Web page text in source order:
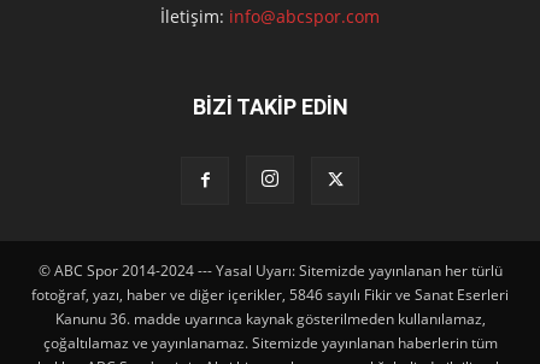
İletişim: info@abcspor.com
BİZİ TAKİP EDİN
© ABC Spor 2014-2024 --- Yasal Uyarı: Sitemizde yayınlanan her türlü
fotoğraf, yazı, haber ve diğer içerikler, 5846 sayılı Fikir ve Sanat Eserleri
Kanunu 36. madde uyarınca kaynak gösterilmeden kullanılamaz,
çoğaltılamaz ve yayınlanamaz. Sitemizde yayınlanan haberlerin tüm